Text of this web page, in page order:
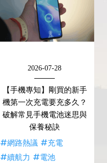
2026-07-28
【手機專知】剛買的新手
機第一次充電要充多久？
破解常見手機電池迷思與
保養秘訣
#網路熱議 #充電
#續航力 #電池